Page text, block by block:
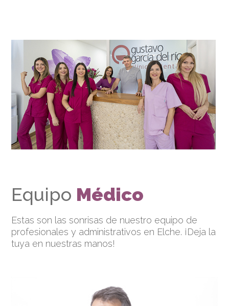
Equipo Médico
Estas son las sonrisas de nuestro equipo de
profesionales y administrativos en Elche. ¡Deja la
tuya en nuestras manos!